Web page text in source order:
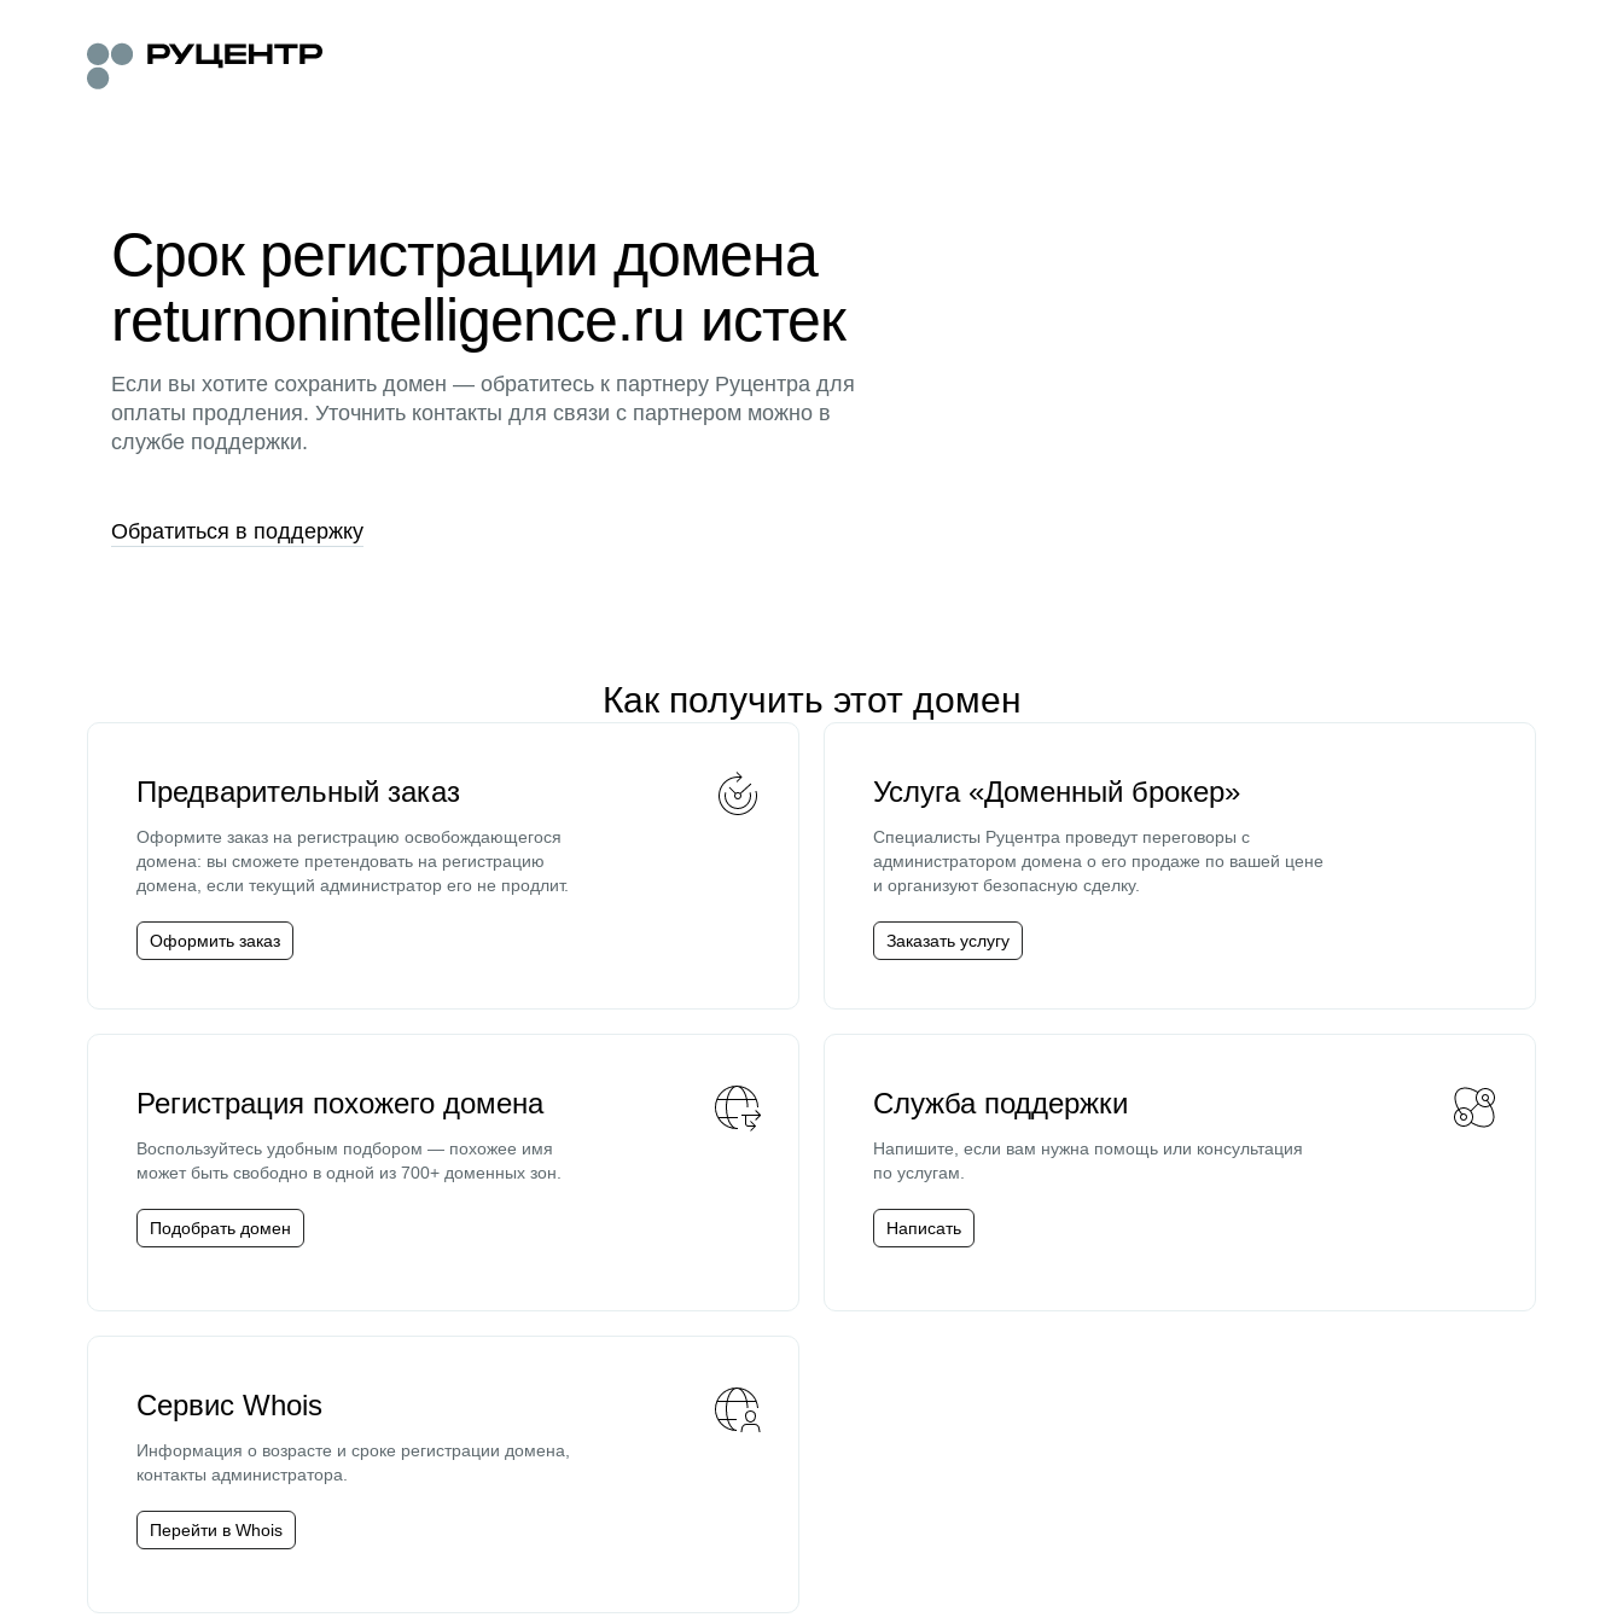
Срок регистрации домена
returnonintelligence.ru истек
Если вы хотите сохранить домен — обратитесь к партнеру Руцентра для
оплаты продления. Уточнить контакты для связи с партнером можно в
службе поддержки.
Обратиться в поддержку
Как получить этот домен
Предварительный заказ
Оформите заказ на регистрацию освобождающегося
домена: вы сможете претендовать на регистрацию
домена, если текущий администратор его не продлит.
Оформить заказ
Услуга «Доменный брокер»
Специалисты Руцентра проведут переговоры с
администратором домена о его продаже по вашей цене
и организуют безопасную сделку.
Заказать услугу
Регистрация похожего домена
Воспользуйтесь удобным подбором — похожее имя
может быть свободно в одной из 700+ доменных зон.
Подобрать домен
Служба поддержки
Напишите, если вам нужна помощь или консультация
по услугам.
Написать
Сервис Whois
Информация о возрасте и сроке регистрации домена,
контакты администратора.
Перейти в Whois